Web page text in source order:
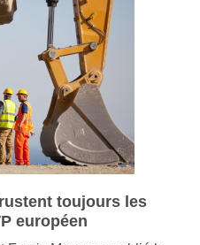
toujours les
européen